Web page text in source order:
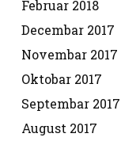
Februar 2018
Decembar 2017
Novembar 2017
Oktobar 2017
Septembar 2017
August 2017